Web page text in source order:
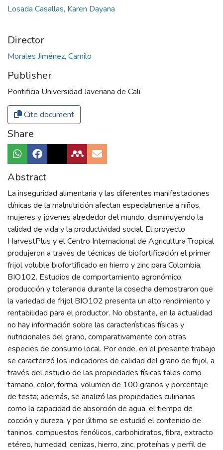
Losada Casallas, Karen Dayana
Director
Morales Jiménez, Camilo
Publisher
Pontificia Universidad Javeriana de Cali
Cite document
Share
Abstract
La inseguridad alimentaria y las diferentes manifestaciones
clínicas de la malnutrición afectan especialmente a niños,
mujeres y jóvenes alrededor del mundo, disminuyendo la
calidad de vida y la productividad social. El proyecto
HarvestPlus y el Centro Internacional de Agricultura Tropical
produjeron a través de técnicas de biofortificación el primer
frijol voluble biofortificado en hierro y zinc para Colombia,
BIO102. Estudios de comportamiento agronómico,
producción y tolerancia durante la cosecha demostraron que
la variedad de frijol BIO102 presenta un alto rendimiento y
rentabilidad para el productor. No obstante, en la actualidad
no hay información sobre las características físicas y
nutricionales del grano, comparativamente con otras
especies de consumo local. Por ende, en el presente trabajo
se caracterizó los indicadores de calidad del grano de frijol, a
través del estudio de las propiedades físicas tales como
tamaño, color, forma, volumen de 100 granos y porcentaje
de testa; además, se analizó las propiedades culinarias
como la capacidad de absorción de agua, el tiempo de
cocción y dureza, y por último se estudió el contenido de
taninos, compuestos fenólicos, carbohidratos, fibra, extracto
etéreo, humedad, cenizas, hierro, zinc, proteínas y perfil de